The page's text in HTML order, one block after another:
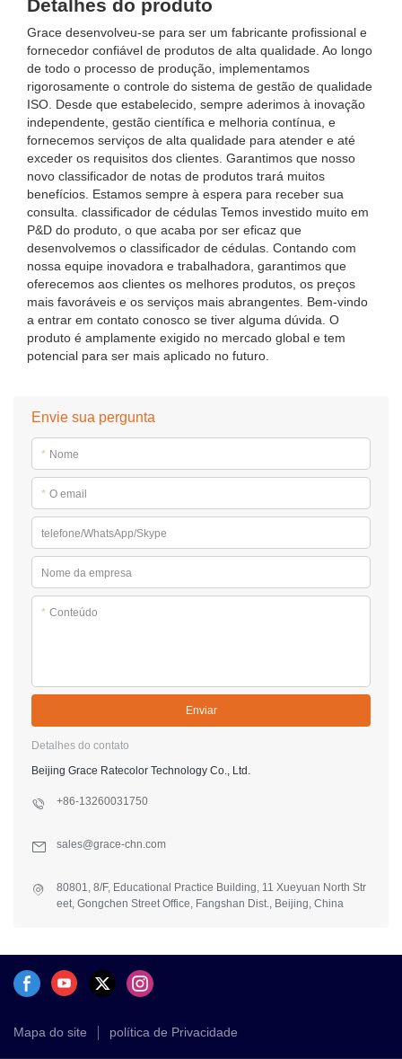
Detalhes do produto
Grace desenvolveu-se para ser um fabricante profissional e
fornecedor confiável de produtos de alta qualidade. Ao longo
de todo o processo de produção, implementamos
rigorosamente o controle do sistema de gestão de qualidade
ISO. Desde que estabelecido, sempre aderimos à inovação
independente, gestão científica e melhoria contínua, e
fornecemos serviços de alta qualidade para atender e até
exceder os requisitos dos clientes. Garantimos que nosso
novo classificador de notas de produtos trará muitos
benefícios. Estamos sempre à espera para receber sua
consulta. classificador de cédulas Temos investido muito em
P&D do produto, o que acaba por ser eficaz que
desenvolvemos o classificador de cédulas. Contando com
nossa equipe inovadora e trabalhadora, garantimos que
oferecemos aos clientes os melhores produtos, os preços
mais favoráveis ​​e os serviços mais abrangentes. Bem-vindo
a entrar em contato conosco se tiver alguma dúvida. O
produto é amplamente exigido no mercado global e tem
potencial para ser mais aplicado no futuro.
Envie sua pergunta
* Nome
* O email
telefone/WhatsApp/Skype
Nome da empresa
* Conteúdo
Enviar
Detalhes do contato
Beijing Grace Ratecolor Technology Co., Ltd.
+86-13260031750
sales@grace-chn.com
80801, 8/F, Educational Practice Building, 11 Xueyuan North Str
eet, Gongchen Street Office, Fangshan Dist., Beijing, China
Mapa do site política de Privacidade